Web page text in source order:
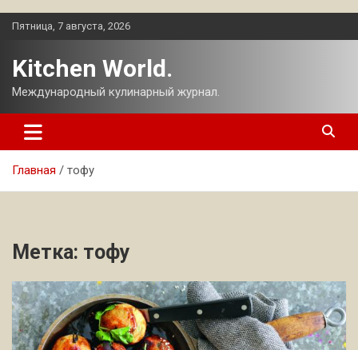
Перейти
Пятница, 7 августа, 2026
Kitchen World.
Международный кулинарный журнал.
Главная тофу
Метка: тофу